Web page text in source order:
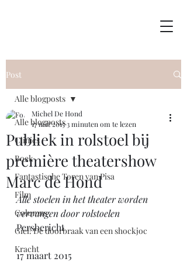
Post
Alle blogposts
Clinics
Boek
Fantastische Toren van Pisa
Film
Columns
Giel! De doorbraak van een shockjoc
Kracht
Alle blogposts
Publiek in rolstoel bij
première theatershow
Marc de Hond
Michel De Hond
17 mrt 20153 minuten om te lezen
Alle stoelen in het theater worden
vervangen door rolstoelen
Persbericht
17 maart 2015